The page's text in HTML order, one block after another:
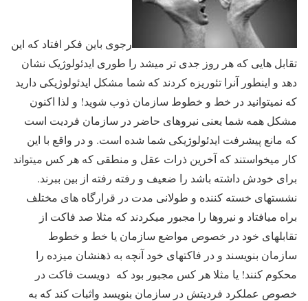
رجوی باین فکر افتاد که این
تقابل هایی که هر روز جدی تر میشد را طوری ایدئولوژیک نشان
دهد و اینطور آنرا تئوریزه کردند که شما مشکل ایدئولوژیکی دارید
که نمیتوانید در خط و خطوط سازمان ذوب شوید! و لذا اکنون
مشکل همه شما یعنی نیروهای حاضر در سازمان فردیت است
که مانع پیشرفت ایدئولوژیکی شما شده است. و در واقع با این
کار میخواستند که آخرین ذرات عقل و منطقی که هر کس میتواند
برای خودش داشته باشد را ضعیف و رفته رفته از بین ببرند.
نشستهای خسته کننده و طولانی مدت در قرارگاه های مختلف
براه میافتاد و نیروها را مجبور میکردند که مثلا صد فاکت از
تقابلهای خود در خصوص مواضع سازمان یا خط و خطوط
سازمان بنویسند و در فاکتهای خود آنچه به ذهنشان میزده را
محکوم کنند! یا مثلا هر کس مجبور بود که دویست فاکت در
خصوص عملکرد فردیتش در سازمان بنویسد واثبات کند که به